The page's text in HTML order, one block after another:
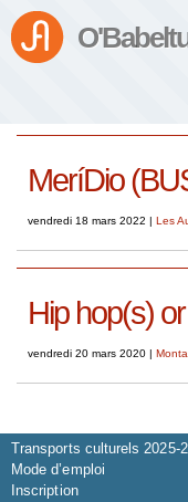
MeríDio
vendredi 18 mars 2022 | Les
Hip hop(s)
vendredi 20 mars 2020 |
Transports culturels 2025-
Mode d’emploi
Inscription